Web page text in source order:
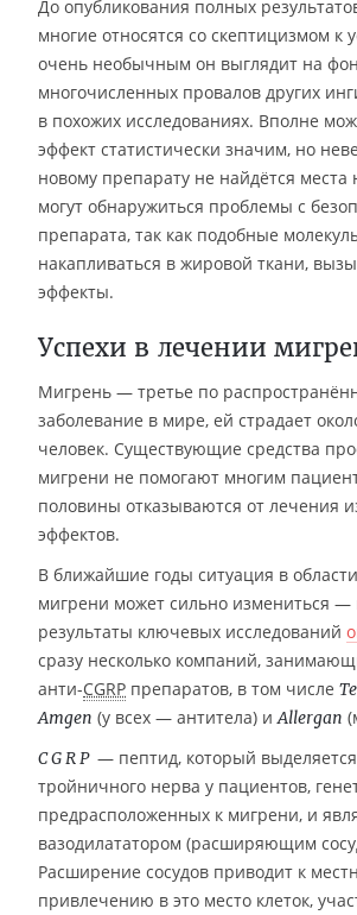
До опубликования полных
многие относятся со скептицизмом к
очень необычным он выглядит на
многочисленных провалов других
в похожих исследованиях. Вполне
эффект статистически значим, но
новому препарату не найдётся места
могут обнаружиться проблемы с
препарата, так как подобные
накапливаться в жировой ткани,
эффекты.
Успехи в лечении
Мигрень — третье по
заболевание в мире, ей страдает
человек. Существующие средства
мигрени не помогают многим
половины отказываются от лечения
эффектов.
В ближайшие годы ситуация в
мигрени может сильно измениться
результаты ключевых исследований
сразу несколько компаний,
анти-CGRP препаратов, в том числе
Amgen (у всех — антитела) иAllergan
CGRP — пептид, который
тройничного нерва у пациентов,
предрасположенных к мигрени, и
вазодилататором (расширяющим
Расширение сосудов приводит к
привлечению в это место клеток,